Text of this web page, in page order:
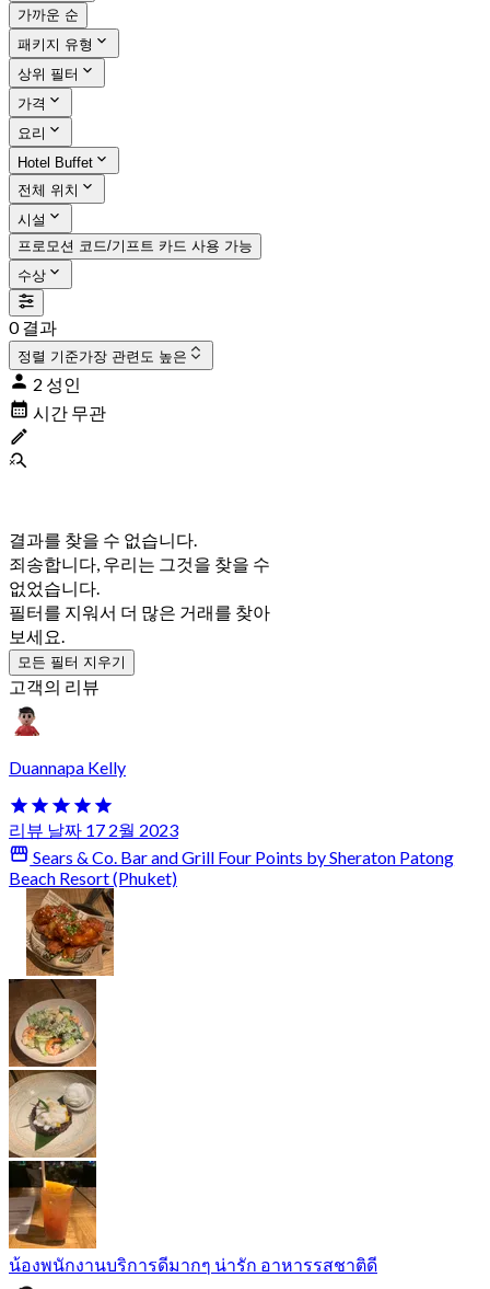
가까운 순
패키지 유형
상위 필터
가격
요리
Hotel Buffet
전체 위치
시설
프로모션 코드/기프트 카드 사용 가능
수상
0 결과
정렬 기준가장 관련도 높은
2 성인
시간 무관
결과를 찾을 수 없습니다.
죄송합니다, 우리는 그것을 찾을 수
없었습니다.
필터를 지워서 더 많은 거래를 찾아
보세요.
모든 필터 지우기
고객의 리뷰
Duannapa Kelly
리뷰 날짜 17 2월 2023
Sears & Co. Bar and Grill Four Points by Sheraton Patong
Beach Resort (Phuket)
น้องพนักงานบริการดีมากๆ น่ารัก อาหารรสชาติดี